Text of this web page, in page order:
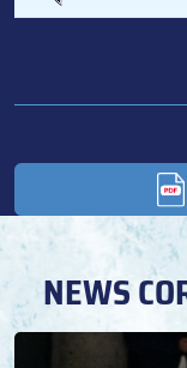
NEWS